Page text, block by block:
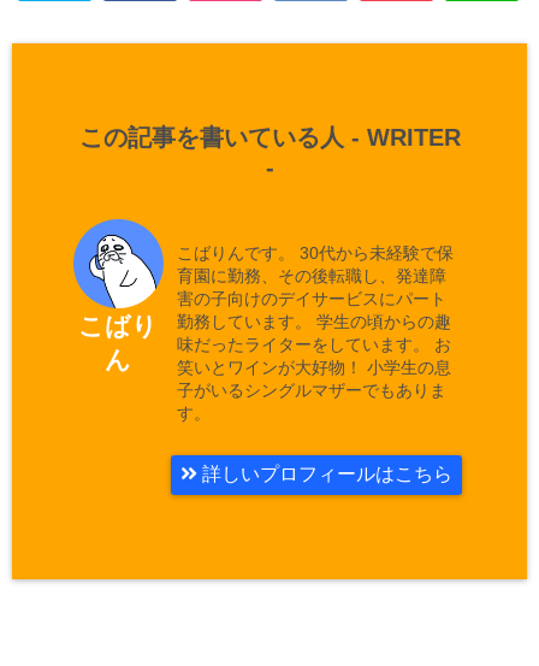
この記事を書いている人 - WRITER
-
こばり
ん
こばりんです。 30代から未経験で保
育園に勤務、その後転職し、発達障
害の子向けのデイサービスにパート
勤務しています。 学生の頃からの趣
味だったライターをしています。 お
笑いとワインが大好物！ 小学生の息
子がいるシングルマザーでもありま
す。
詳しいプロフィールはこちら